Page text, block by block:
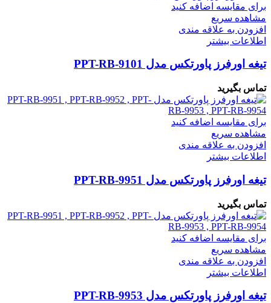
برای مقایسه اضافه کنید
مشاهده سریع
افزودن به علاقه مندی
اطلاعات بیشتر
تیغه اورفرز پاورتکس مدل PPT-RB-9101
تماس بگیرید
برای مقایسه اضافه کنید
مشاهده سریع
افزودن به علاقه مندی
اطلاعات بیشتر
تیغه اورفرز پاورتکس مدل PPT-RB-9951
تماس بگیرید
برای مقایسه اضافه کنید
مشاهده سریع
افزودن به علاقه مندی
اطلاعات بیشتر
تیغه اورفرز پاورتکس مدل PPT-RB-9953